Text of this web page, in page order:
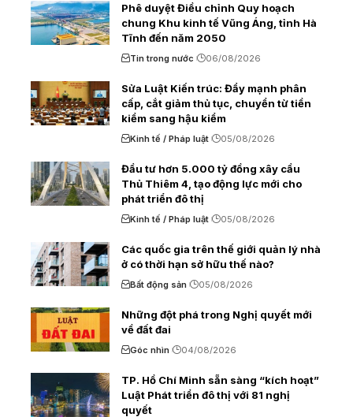
Phê duyệt Điều chỉnh Quy hoạch
chung Khu kinh tế Vũng Áng, tỉnh Hà
Tĩnh đến năm 2050
Tin trong nước 06/08/2026
Sửa Luật Kiến trúc: Đẩy mạnh phân
cấp, cắt giảm thủ tục, chuyển từ tiền
kiểm sang hậu kiểm
Kinh tế / Pháp luật 05/08/2026
Đầu tư hơn 5.000 tỷ đồng xây cầu
Thủ Thiêm 4, tạo động lực mới cho
phát triển đô thị
Kinh tế / Pháp luật 05/08/2026
Các quốc gia trên thế giới quản lý nhà
ở có thời hạn sở hữu thế nào?
Bất động sản 05/08/2026
Những đột phá trong Nghị quyết mới
về đất đai
Góc nhìn 04/08/2026
TP. Hồ Chí Minh sẵn sàng “kích hoạt”
Luật Phát triển đô thị với 81 nghị
quyết